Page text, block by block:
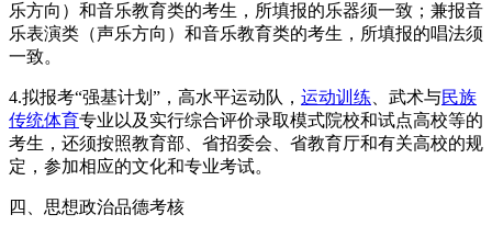
乐方向）和音乐教育类的考生，所填报的乐器须一致；兼报音
乐表演类（声乐方向）和音乐教育类的考生，所填报的唱法须
一致。
4.拟报考“强基计划”，高水平运动队， 运动训练 、武术与民族
传统体育专业以及实行综合评价录取模式院校和试点高校等的
考生，还须按照教育部、省招委会、省教育厅和有关高校的规
定，参加相应的文化和专业考试。
四、思想政治品德考核